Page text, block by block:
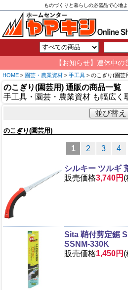
ものづくりと暮らしの必需品で心地
【お知らせ】連休中の
HOME > 園芸・農業資材 > 手工具 > のこぎり(園芸
のこぎり(園芸用) 通販の商品一覧
手工具・園芸・農業資材 も幅広く
並び替え
のこぎり(園芸用)
1 2 3 4
シルキー ツルギ
販売価格3,740円 (
Sita 鞘付剪定鋸
SSNM-330K
販売価格1,450円 (